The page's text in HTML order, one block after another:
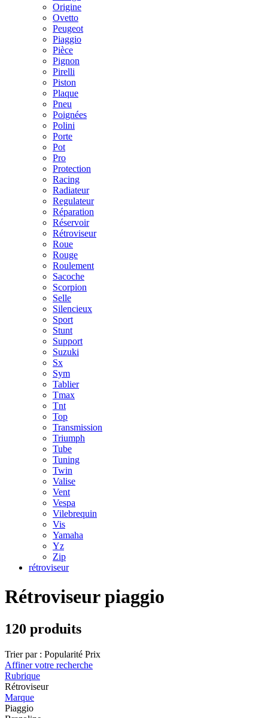
Origine
Ovetto
Peugeot
Piaggio
Pièce
Pignon
Pirelli
Piston
Plaque
Pneu
Poignées
Polini
Porte
Pot
Pro
Protection
Racing
Radiateur
Regulateur
Réparation
Réservoir
Rétroviseur
Roue
Rouge
Roulement
Sacoche
Scorpion
Selle
Silencieux
Sport
Stunt
Support
Suzuki
Sx
Sym
Tablier
Tmax
Tnt
Top
Transmission
Triumph
Tube
Tuning
Twin
Valise
Vent
Vespa
Vilebrequin
Vis
Yamaha
Yz
Zip
rétroviseur
Rétroviseur piaggio
120 produits
Trier par : Popularité Prix
Affiner votre recherche
Rubrique
Rétroviseur
Marque
Piaggio